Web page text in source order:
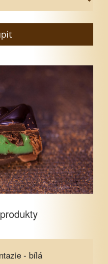
- bílá
bílá